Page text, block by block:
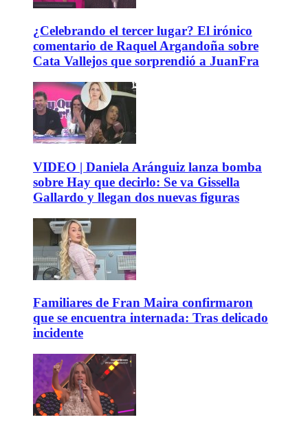
¿Celebrando el tercer lugar? El irónico
comentario de Raquel Argandoña sobre
Cata Vallejos que sorprendió a JuanFra
VIDEO | Daniela Aránguiz lanza bomba
sobre Hay que decirlo: Se va Gissella
Gallardo y llegan dos nuevas figuras
Familiares de Fran Maira confirmaron
que se encuentra internada: Tras delicado
incidente